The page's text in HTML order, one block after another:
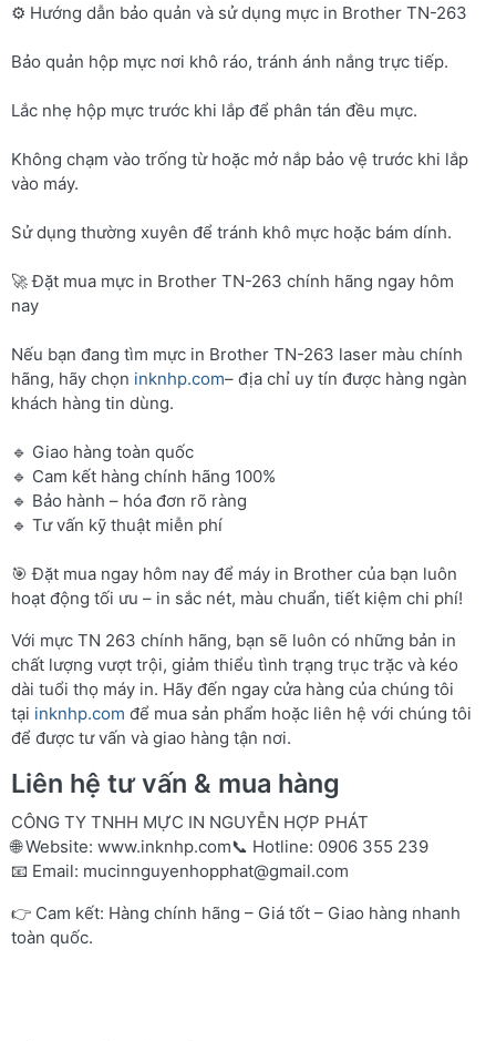
⚙️ Hướng dẫn bảo quản và sử dụng mực in Brother TN-263
Bảo quản hộp mực nơi khô ráo, tránh ánh nắng trực tiếp.
Lắc nhẹ hộp mực trước khi lắp để phân tán đều mực.
Không chạm vào trống từ hoặc mở nắp bảo vệ trước khi lắp
vào máy.
Sử dụng thường xuyên để tránh khô mực hoặc bám dính.
🚀 Đặt mua mực in Brother TN-263 chính hãng ngay hôm
nay
Nếu bạn đang tìm mực in Brother TN-263 laser màu chính
hãng, hãy chọn inknhp.com– địa chỉ uy tín được hàng ngàn
khách hàng tin dùng.
🔹 Giao hàng toàn quốc
🔹 Cam kết hàng chính hãng 100%
🔹 Bảo hành – hóa đơn rõ ràng
🔹 Tư vấn kỹ thuật miễn phí
🎯 Đặt mua ngay hôm nay để máy in Brother của bạn luôn
hoạt động tối ưu – in sắc nét, màu chuẩn, tiết kiệm chi phí!
Với mực TN 263 chính hãng, bạn sẽ luôn có những bản in
chất lượng vượt trội, giảm thiểu tình trạng trục trặc và kéo
dài tuổi thọ máy in. Hãy đến ngay cửa hàng của chúng tôi
tại inknhp.com để mua sản phẩm hoặc liên hệ với chúng tôi
để được tư vấn và giao hàng tận nơi.
Liên hệ tư vấn & mua hàng
CÔNG TY TNHH MỰC IN NGUYỄN HỢP PHÁT
🌐 Website: www.inknhp.com📞 Hotline: 0906 355 239
📧 Email: mucinnguyenhopphat@gmail.com
👉 Cam kết: Hàng chính hãng – Giá tốt – Giao hàng nhanh
toàn quốc.